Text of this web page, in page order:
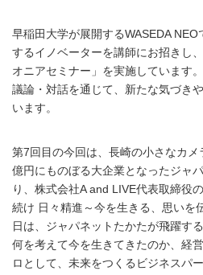
早稲田大学が展開するWASEDA
するイノベーターを講師にお招きし
オニアセミナー」を実施しています
議論・対話を通じて、新たな気づき
います。
第7回目の今回は、長崎の小さなカ
億円にものぼる大企業となったジャ
り、株式会社A and LIVE代表取締役
続け 日々精進～今を生きる、思いを
日は、ジャパネットたかたが飛躍す
何を考えて今を生きてきたのか、経
ロとして、未来をつくるビジネスパ